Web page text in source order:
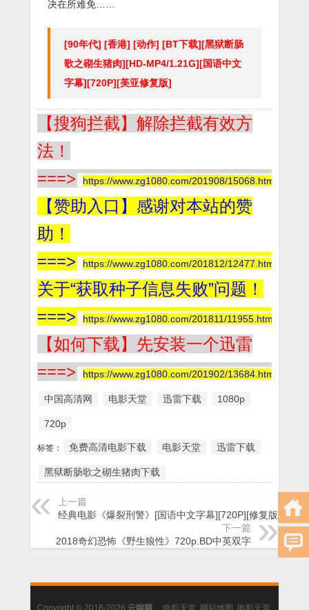
决在所难免……
[90年代] [香港] [动作] [BT下载][黑狱断肠
歌之砌生猪肉][HD-MP4/1.21G][国语中文
字幕][720P][美亚修复版]
【搜狗拦截】解除拦截有效方
法！
===>
https://www.zg1080.com/201908/15068.html
【赞助入口】感谢对本站的赞
助！
===>
https://www.zg1080.com/201812/12477.html
关于“获取种子信息失败”问题！
===>
https://www.zg1080.com/201811/11955.html
【如何下载】先安装一个迅雷
===>
https://www.zg1080.com/201902/13684.html
中国高清网 电影天堂 迅雷下载 1080p
720p
标签： 免费高清电影下载 电影天堂 迅雷下载
黑狱断肠歌之砌生猪肉下载
上一篇
经典电影《爆裂刑警》[国语中文字幕][720P][修复版]
下一篇
2018奇幻恐怖《野生狼性》720p.BD中英双字
Copyright © 2016-2026 云端网 电影天堂 网站地图 电影天堂